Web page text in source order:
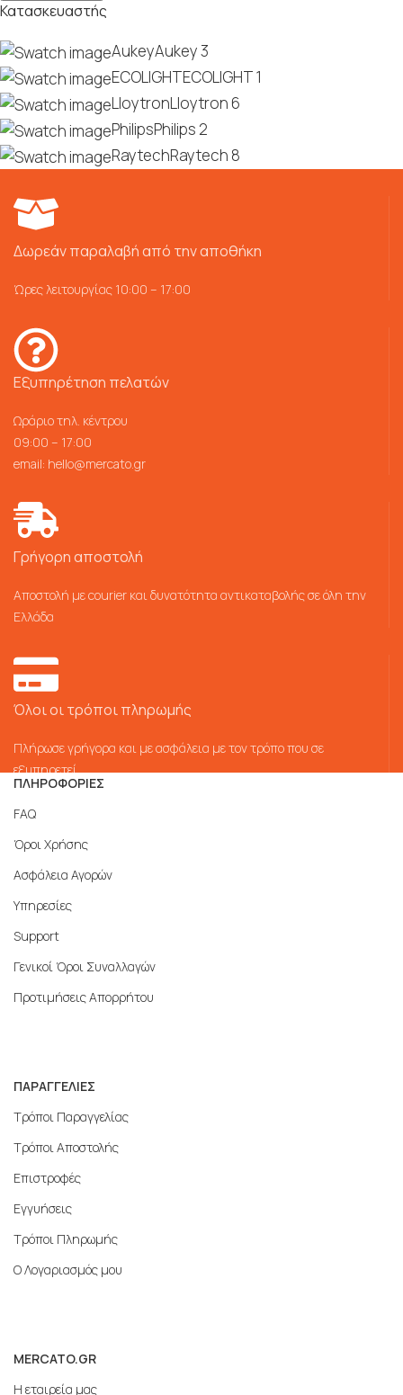
Κατασκευαστής
AukeyAukey3
ECOLIGHTECOLIGHT1
LloytronLloytron 6
PhilipsPhilips 2
RaytechRaytech 8
Δωρεάν παραλαβή από την αποθήκη
Ώρες λειτουργίας 10:00 – 17:00
Εξυπηρέτηση πελατών
Ωράριο τηλ. κέντρου
09:00 – 17:00
email: hello@mercato.gr
Γρήγορη αποστολή
Αποστολή με courier και δυνατότητα αντικαταβολής σε όλη την
Ελλάδα
Όλοι οι τρόποι πληρωμής
Πλήρωσε γρήγορα και με ασφάλεια με τον τρόπο που σε
εξυπηρετεί
ΠΛΗΡΟΦΟΡΙΕΣ
FAQ
Όροι Χρήσης
Ασφάλεια Αγορών
Υπηρεσίες
Support
Γενικοί Όροι Συναλλαγών
Προτιμήσεις Απορρήτου
ΠΑΡΑΓΓΕΛΙΕΣ
Τρόποι Παραγγελίας
Τρόποι Αποστολής
Επιστροφές
Εγγυήσεις
Τρόποι Πληρωμής
Ο Λογαριασμός μου
MERCATO.GR
Η εταιρεία μας